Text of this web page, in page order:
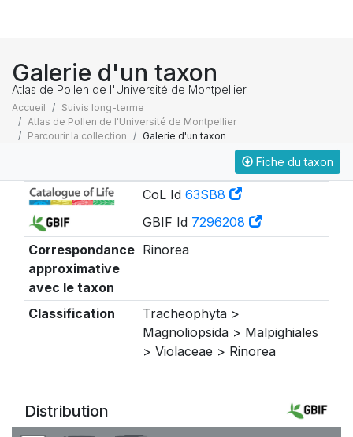
Galerie d'un taxon
Atlas de Pollen de l'Université de Montpellier
Accueil
Suivis long-terme
Atlas de Pollen de l'Université de Montpellier
Parcourir la collection
Galerie d'un taxon
Fiche du taxon
CoL Id 63SB8
GBIF Id 7296208
Correspondance
approximative
avec le taxon
Rinorea
Classification
Tracheophyta >
Magnoliopsida > Malpighiales
> Violaceae > Rinorea
Distribution